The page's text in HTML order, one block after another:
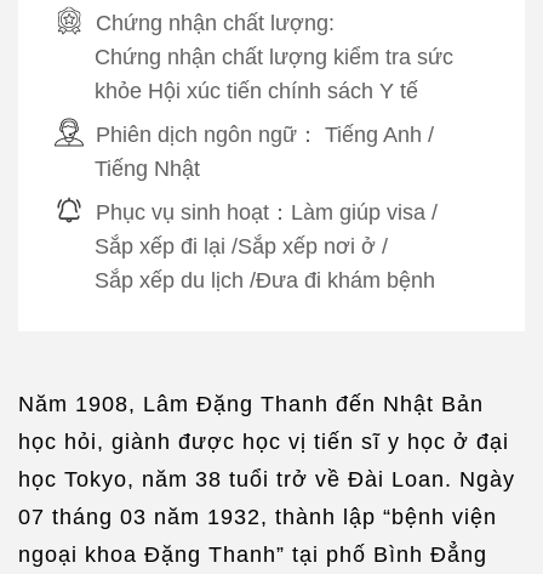
Chứng nhận chất lượng:
Chứng nhận chất lượng kiểm tra sức
khỏe Hội xúc tiến chính sách Y tế
Phiên dịch ngôn ngữ： Tiếng Anh /
Tiếng Nhật
Phục vụ sinh hoạt： Làm giúp visa /
Sắp xếp đi lại /Sắp xếp nơi ở /
Sắp xếp du lịch /Đưa đi khám bệnh
Năm 1908, Lâm Đặng Thanh đến Nhật Bản
học hỏi, giành được học vị tiến sĩ y học ở đại
học Tokyo, năm 38 tuổi trở về Đài Loan. Ngày
07 tháng 03 năm 1932, thành lập “bệnh viện
ngoại khoa Đặng Thanh” tại phố Bình Đẳng